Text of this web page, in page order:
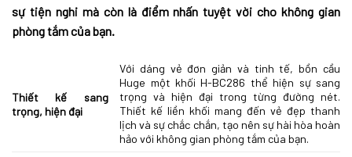
sự tiện nghi mà còn là điểm nhấn tuyệt vời cho không gian
phòng tắm của bạn.
Thiết kế sang
trọng, hiện đại
Với dáng vẻ đơn giản và tinh tế, bồn cầu
Huge một khối H-BC286 thể hiện sự sang
trọng và hiện đại trong từng đường nét.
Thiết kế liền khối mang đến vẻ đẹp thanh
lịch và sự chắc chắn, tạo nên sự hài hòa hoàn
hảo với không gian phòng tắm của bạn.